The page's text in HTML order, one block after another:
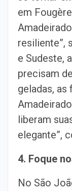
em
resiliente”,
e Sudeste,
precisam
geladas, as
liberam
elegante”,
4. Foque
No São